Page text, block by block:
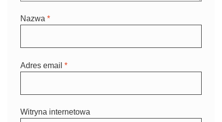
Nazwa *
Adres email *
Witryna internetowa